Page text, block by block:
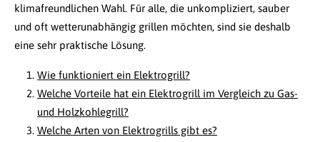
klimafreundlichen Wahl. Für alle, die unkompliziert, sauber
und oft wetterunabhängig grillen möchten, sind sie deshalb
eine sehr praktische Lösung.
Wie funktioniert ein Elektrogrill?
Welche Vorteile hat ein Elektrogrill im Vergleich zu Gas-
und Holzkohlegrill?
Welche Arten von Elektrogrills gibt es?